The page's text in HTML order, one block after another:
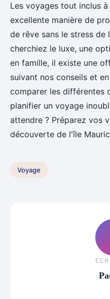
Les voyages tout inclus
excellente manière de
de rêve sans le stress de
cherchiez le luxe, une
en famille, il existe une
suivant nos conseils et
comparer les différentes
planifier un voyage
attendre ? Préparez vos
découverte de l'île
Voyage